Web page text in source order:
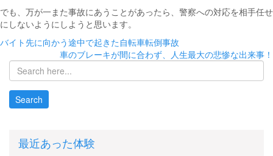
でも、万が一また事故にあうことがあったら、警察への対応を相手任せ
にしないようにしようと思います。
投
稿
ナ
ビ
バイト先に向かう途中で起きた自転車転倒事故
車のブレーキが間に合わず、人生最大の悲惨な出来事！
最近あった体験